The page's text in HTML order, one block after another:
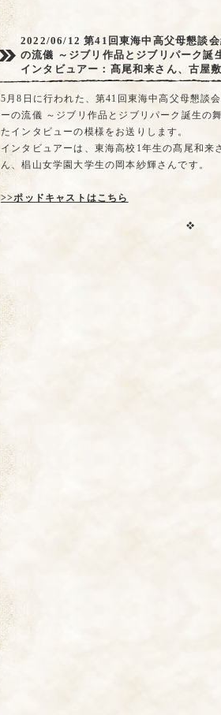
2022/06/12第41回東海中高父母懇談
の流儀 ～ジブリ作品とジブリパーク誕
インタビュアー：髙尾和来さん、古屋
5月8日に行われた、第41回東海中高父母懇談
ーの流儀 ～ジブリ作品とジブリパーク誕生の
たインタビューの模様をお送りします。
インタビュアーは、東海高校1年生の髙尾和来
ん、椙山女学園大学生の岡本紗輝さんです。
>>ポッドキャストはこちら